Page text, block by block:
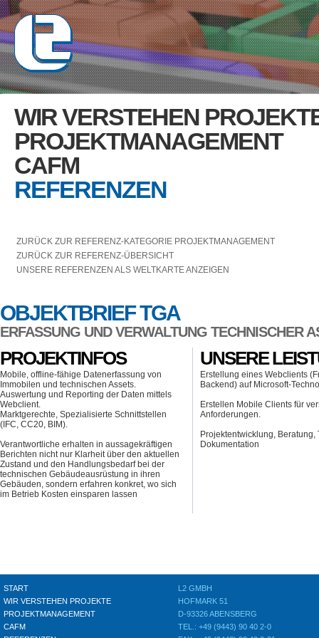
WIR VERSTEHEN
PROJEKTMANAGEMENT
CAFM
REFERENZEN
ZURÜCK ZUR REFERENZ-KATEGORIE PROJEKTMANAGEMENT
ZURÜCK ZUR REFERENZ-ÜBERSICHT
UNSERE REFERENZEN ALS WELTKARTE ANZEIGEN
For development
For development
OBJEKTBRIEF TGA
ERFASSUNG UND VERWALTUNG TECHNISCHER
PROJEKTINFOS
Mobile, offline-fähige Datenerfassung von
Immobilen und technischen Assets.
Auswertung und Reporting der Daten mittels
Webclient.
Marktgerechte, Spezialisierte Schnittstellen
(IFC, CC20, BIM).
Verantwortliche erhalten in aussagekräftigen
Berichten nicht nur Klarheit über den aktuellen
Zustand und den Handlungsbedarf bei der
technischen Gebäudeausrüstung in ihren
Gebäuden, sondern erfahren konkret, wo sich
im Betrieb Kosten einsparen lassen
UNSERE
Erstellung eines Webclients
Backend) auf Microsoft-
Erstellen Mobile Clients für
Anforderungen.
Projektentwicklung, Beratung,
Dokumentation
START
WIR VERSTEHEN PROJEKTE
PROJEKTMANAGEMENT
CAFM
L2 GMBH
HOFMARK 51
D-93326 ABENSBERG
TEL.: +49 (9443) 90 40 2-0